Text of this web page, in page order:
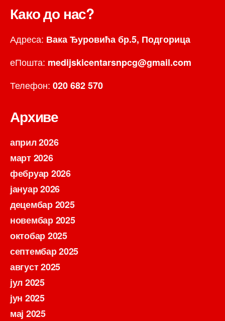
Како до нас?
Адреса: Вака Ђуровића бр.5, Подгорица
еПошта: medijskicentarsnpcg@gmail.com
Телефон: 020 682 570
Архиве
април 2026
март 2026
фебруар 2026
јануар 2026
децембар 2025
новембар 2025
октобар 2025
септембар 2025
август 2025
јул 2025
јун 2025
мај 2025